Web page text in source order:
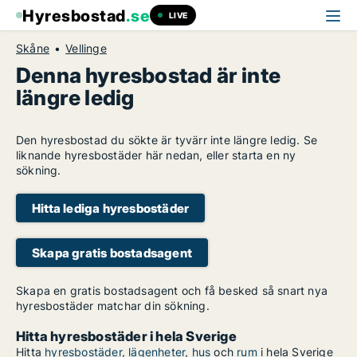
Hyresbostad.se LIVE
Skåne Vellinge
Denna hyresbostad är inte
längre ledig
Den hyresbostad du sökte är tyvärr inte längre ledig. Se
liknande hyresbostäder här nedan, eller starta en ny
sökning.
Hitta lediga hyresbostäder
Skapa gratis bostadsagent
Skapa en gratis bostadsagent och få besked så snart nya
hyresbostäder matchar din sökning.
Hitta hyresbostäder i hela Sverige
Hitta hyresbostäder, lägenheter, hus och rum i hela Sverige